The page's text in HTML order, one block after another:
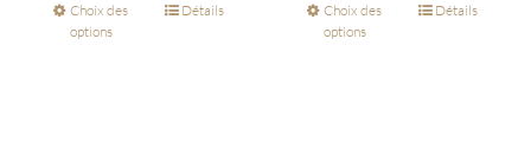
Choix des
options
Détails
Choix des
options
Détails